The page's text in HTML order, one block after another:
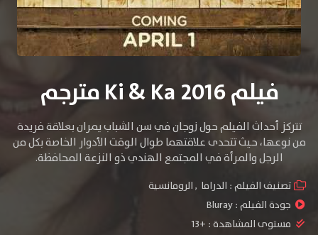
فيلم Ki & Ka 2016 مترجم
تتركز أحداث الفيلم حول زوجان في سن الشباب يمران بعلاقة فريدة
من نوعها، حيث تتحدى علاقتهما طوال الوقت الأدوار الخاصة بكل من
الرجل والمرأة في المجتمع الهندي ذو النزعة المحافظة.
تصنيف الفيلم : الدراما ,الرومانسية
جودة الفيلم :Bluray
مستوى المشاهدة : +13